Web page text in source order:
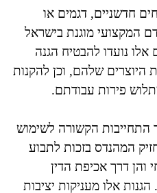
חדשניים, דגמים או
המקצועי מוגנת בישראל
אלו נועדו להבטיח הגנה
היוצרים שלהם, וכן להקנות
פירות עבודתם.
הקשורה לשימוש
המהנדס בזכות לתבוע
והן דרך אכיפת הדין
אלו מעניקות יציבות